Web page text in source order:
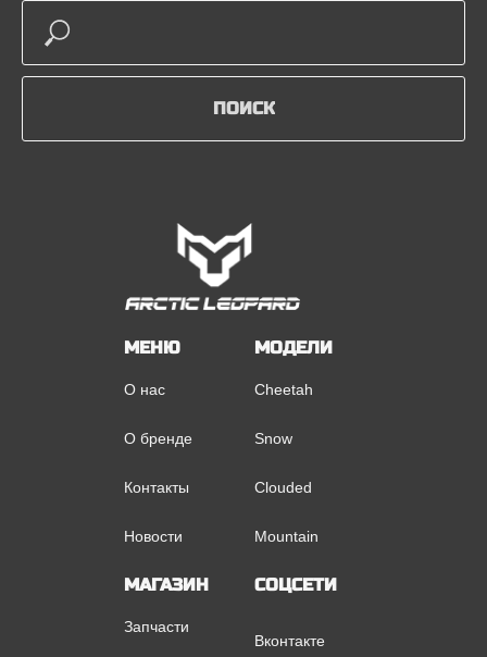
ПОИСК
Вконтакте
СОЦСЕТИ
Запчасти
МАГАЗИН
Mountain
Clouded
Snow
Cheetah
МОДЕЛИ
Новости
Контакты
О бренде
О нас
МЕНЮ